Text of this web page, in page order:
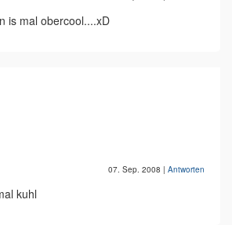
is mal obercool....xD
07. Sep. 2008 | Antworten
kuhl